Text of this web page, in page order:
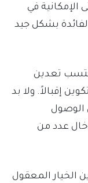
الإمكانية في
بشكل جيد
تعدين
إقبالاً. ولا بد
الوصول
عدد من
الخيار المعقول